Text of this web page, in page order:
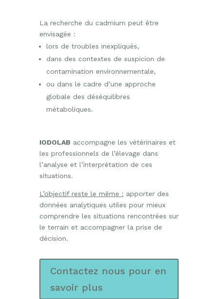
La recherche du cadmium peut être
envisagée :
lors de troubles inexpliqués,
dans des contextes de suspicion de
contamination environnementale,
ou dans le cadre d’une approche
globale des déséquilibres
métaboliques.
IODOLAB accompagne les vétérinaires et
les professionnels de l’élevage dans
l’analyse et l’interprétation de ces
situations.
L’objectif reste le même : apporter des
données analytiques utiles pour mieux
comprendre les situations rencontrées sur
le terrain et accompagner la prise de
décision.
Contactez nous pour en
savoir plus